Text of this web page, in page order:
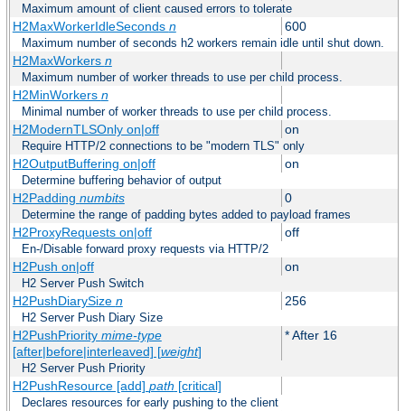
Maximum amount of client caused errors to tolerate
H2MaxWorkerIdleSeconds n 600
Maximum number of seconds h2 workers remain idle until shut down.
H2MaxWorkers n
Maximum number of worker threads to use per child process.
H2MinWorkers n
Minimal number of worker threads to use per child process.
H2ModernTLSOnly on|off on
Require HTTP/2 connections to be "modern TLS" only
H2OutputBuffering on|off on
Determine buffering behavior of output
H2Padding numbits 0
Determine the range of padding bytes added to payload frames
H2ProxyRequests on|off off
En-/Disable forward proxy requests via HTTP/2
H2Push on|off on
H2 Server Push Switch
H2PushDiarySize n 256
H2 Server Push Diary Size
H2PushPriority mime-type
[after|before|interleaved] [weight]
* After 16
H2 Server Push Priority
H2PushResource [add] path [critical]
Declares resources for early pushing to the client